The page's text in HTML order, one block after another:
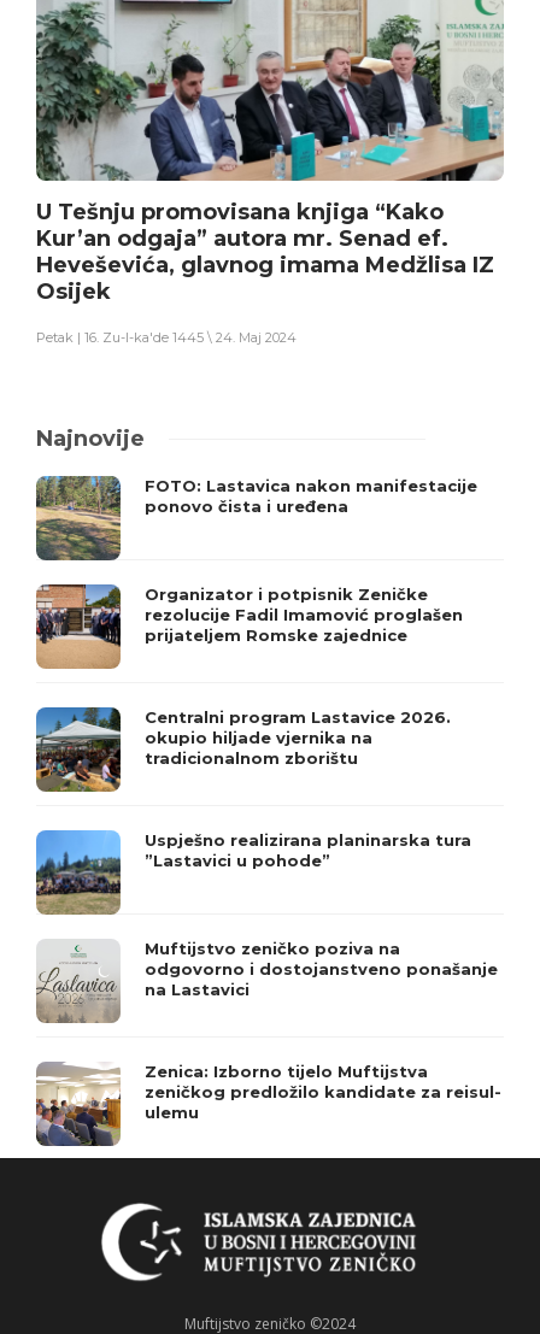
U Tešnju promovisana knjiga “Kako
Kur’an odgaja” autora mr. Senad ef.
Heveševića, glavnog imama Medžlisa IZ
Osijek
Petak | 16. Zu-l-ka'de 1445 \ 24. Maj 2024
Najnovije
FOTO: Lastavica nakon manifestacije
ponovo čista i uređena
Organizator i potpisnik Zeničke
rezolucije Fadil Imamović proglašen
prijateljem Romske zajednice
Centralni program Lastavice 2026.
okupio hiljade vjernika na
tradicionalnom zborištu
Uspješno realizirana planinarska tura
”Lastavici u pohode”
Muftijstvo zeničko poziva na
odgovorno i dostojanstveno ponašanje
na Lastavici
Zenica: Izborno tijelo Muftijstva
zeničkog predložilo kandidate za reisul-
ulemu
Muftijstvo zeničko ©2024